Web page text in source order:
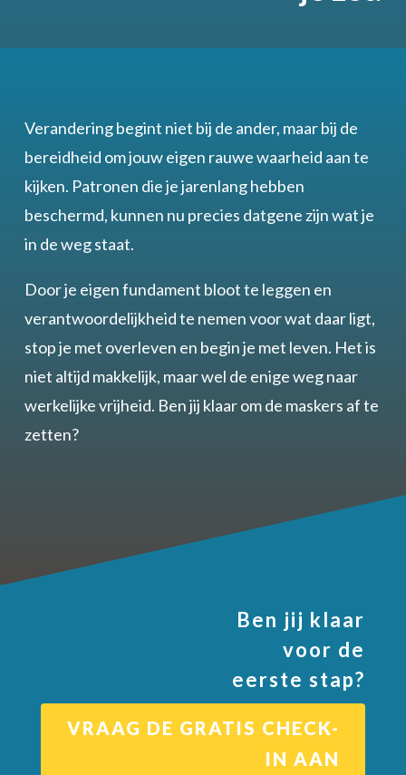
Verandering begint niet bij de ander, maar bij de
bereidheid om jouw eigen rauwe waarheid aan te
kijken. Patronen die je jarenlang hebben
beschermd, kunnen nu precies datgene zijn wat je
in de weg staat.
Door je eigen fundament bloot te leggen en
verantwoordelijkheid te nemen voor wat daar ligt,
stop je met overleven en begin je met leven. Het is
niet altijd makkelijk, maar wel de enige weg naar
werkelijke vrijheid. Ben jij klaar om de maskers af te
zetten?
Ben jij klaar
voor de
eerste stap?
VRAAG DE GRATIS CHECK-
IN AAN